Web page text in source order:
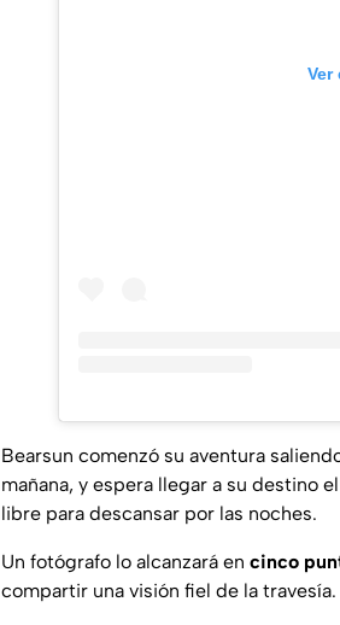
Ver
Bearsun comenzó su aventura
mañana, y espera llegar a su destino
libre para descansar por las noches.
Un fotógrafo lo alcanzará en cinco
compartir una visión fiel de la travesía.